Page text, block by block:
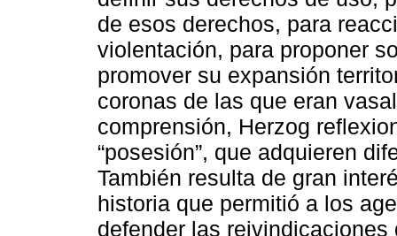
de esos derechos, para
violentación, para proponer
promover su expansión
coronas de las que eran
comprensión, Herzog
“posesión”, que adquieren
También resulta de gran
historia que permitió a los
defender las